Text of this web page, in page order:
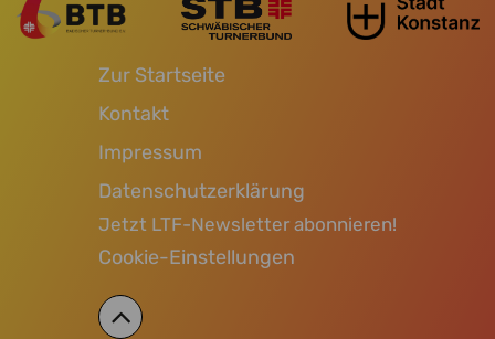
Zur Startseite
Kontakt
Impressum
Datenschutzerklärung
Jetzt LTF-Newsletter abonnieren!
Cookie-Einstellungen